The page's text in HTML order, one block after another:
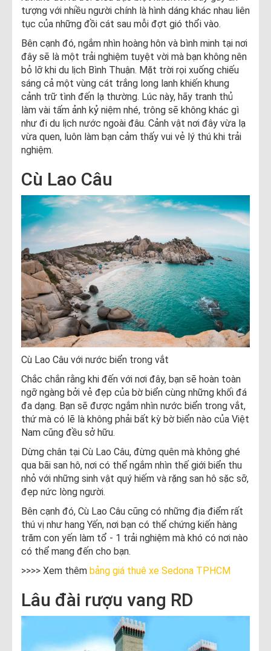
tượng với nhiều người chính là hình dáng khác nhau liên
tục của những đồi cát sau mỗi đợt gió thổi vào.
Bên cạnh đó, ngắm nhìn hoàng hôn và bình minh tại nơi
đây sẽ là một trải nghiệm tuyệt vời mà bạn không nên
bỏ lỡ khi du lịch Bình Thuận. Mặt trời rọi xuống chiếu
sáng cả một vùng cát trắng long lanh khiến khung
cảnh trữ tình đến lạ thường. Lúc này, hãy tranh thủ
làm vài tấm ảnh kỷ niệm nhé, trông sẽ không khác gì
như đi du lịch nước ngoài đâu. Cảnh vật nơi đây vừa lạ
vừa quen, luôn làm bạn cảm thấy vui vẻ lý thú khi trải
nghiệm.
Cù Lao Câu
Cù Lao Câu với nước biển trong vắt
Chắc chắn rằng khi đến với nơi đây, bạn sẽ hoàn toàn
ngỡ ngàng bởi vẻ đẹp của bờ biển cùng những khối đá
đa dạng. Bạn sẽ được ngắm nhìn nước biển trong vắt,
thứ mà có lẽ là không phải bất kỳ bờ biển nào của Việt
Nam cũng đều sở hữu.
Dừng chân tại Cù Lao Câu, đừng quên mà không ghé
qua bãi san hô, nơi có thể ngắm nhìn thế giới biển thu
nhỏ với những sinh vật quý hiếm và rặng san hô sặc sỡ,
đẹp nức lòng người.
Bên cạnh đó, Cù Lao Câu cũng có những địa điểm rất
thú vị như hang Yến, nơi bạn có thể chứng kiến hàng
trăm con yến làm tổ - 1 trải nghiệm mà khó có nơi nào
có thể mang đến cho bạn.
>>>> Xem thêm bảng giá thuê xe Sedona TPHCM
Lâu đài rượu vang RD